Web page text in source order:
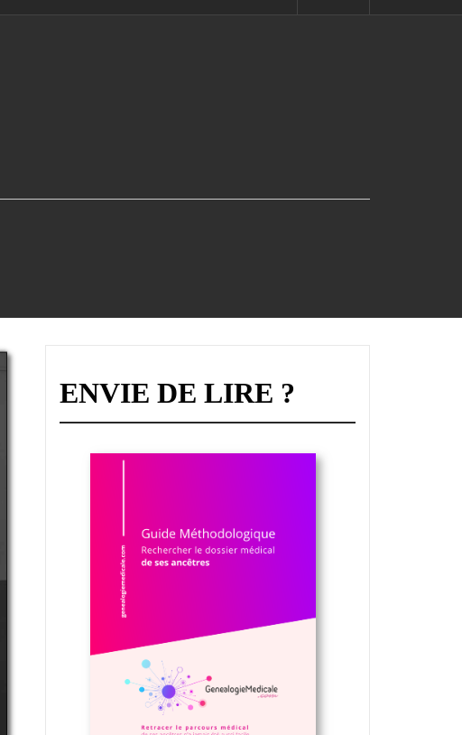
ENVIE DE LIRE ?